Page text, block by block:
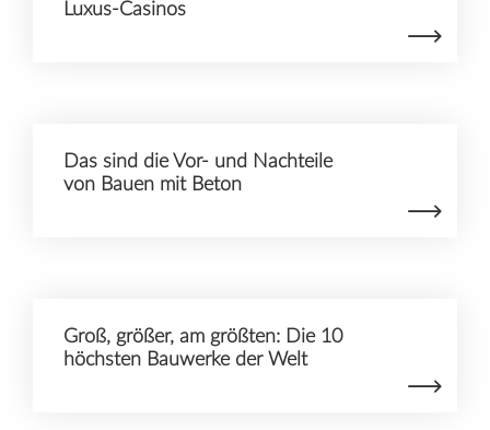
Luxus-Casinos
Das sind die Vor- und Nachteile
von Bauen mit Beton
Groß, größer, am größten: Die 10
höchsten Bauwerke der Welt